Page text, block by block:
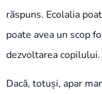
răspuns. Ecolalia
poate avea un scop
dezvoltarea copilului.
Dacă, totuși, apar